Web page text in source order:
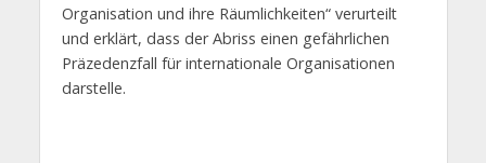
Organisation und ihre Räumlichkeiten“ verurteilt
und erklärt, dass der Abriss einen gefährlichen
Präzedenzfall für internationale Organisationen
darstelle.